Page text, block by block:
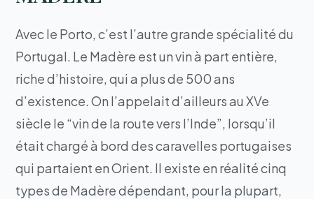
Avec le Porto, c’est l’autre grande spécialité du
Portugal. Le Madère est un vin à part entière,
riche d’histoire, qui a plus de 500 ans
d’existence. On l’appelait d’ailleurs au XVe
siècle le “vin de la route vers l’Inde”, lorsqu’il
était chargé à bord des caravelles portugaises
qui partaient en Orient. Il existe en réalité cinq
types de Madère dépendant, pour la plupart,